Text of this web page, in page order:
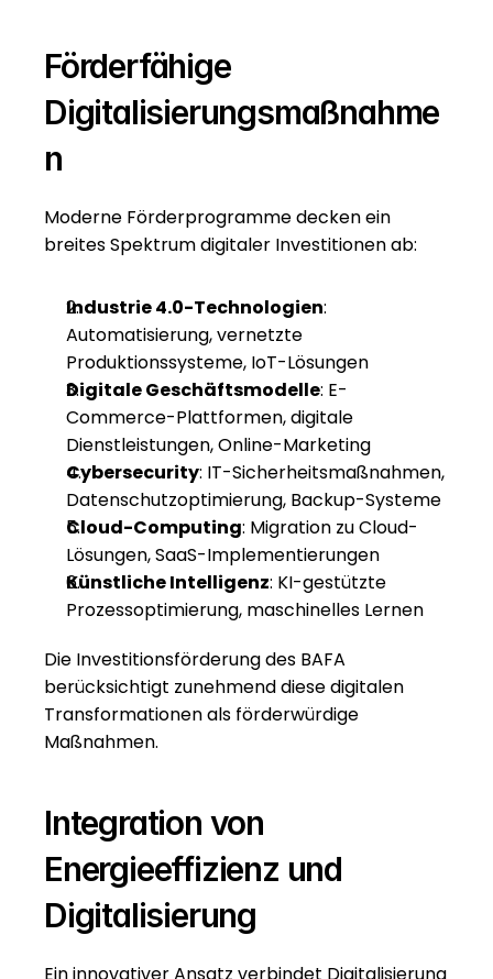
Förderfähige
Digitalisierungsmaßnahme
n
Moderne Förderprogramme decken ein
breites Spektrum digitaler Investitionen ab:
Industrie 4.0-Technologien:
Automatisierung, vernetzte
Produktionssysteme, IoT-Lösungen
Digitale Geschäftsmodelle: E-
Commerce-Plattformen, digitale
Dienstleistungen, Online-Marketing
Cybersecurity: IT-Sicherheitsmaßnahmen,
Datenschutzoptimierung, Backup-Systeme
Cloud-Computing: Migration zu Cloud-
Lösungen, SaaS-Implementierungen
Künstliche Intelligenz: KI-gestützte
Prozessoptimierung, maschinelles Lernen
Die Investitionsförderung des BAFA
berücksichtigt zunehmend diese digitalen
Transformationen als förderwürdige
Maßnahmen.
Integration von
Energieeffizienz und
Digitalisierung